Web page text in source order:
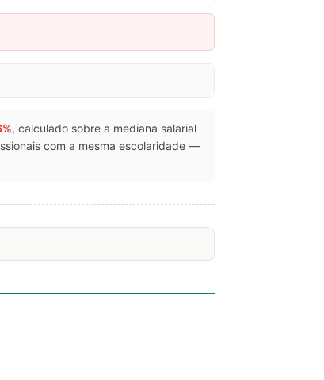
, calculado sobre a mediana salarial
com a mesma escolaridade —